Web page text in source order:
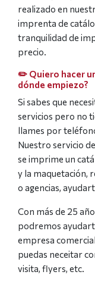
realizado en
imprenta de
tranquilidad de
precio.
✏️ Quiero hacer
dónde empiezo?
Si sabes que
servicios pero no
llames por
Nuestro servicio
se imprime un
y la maquetación,
o agencias,
Con más de 25
podremos
empresa
puedas neceitar
visita, flyers, etc.